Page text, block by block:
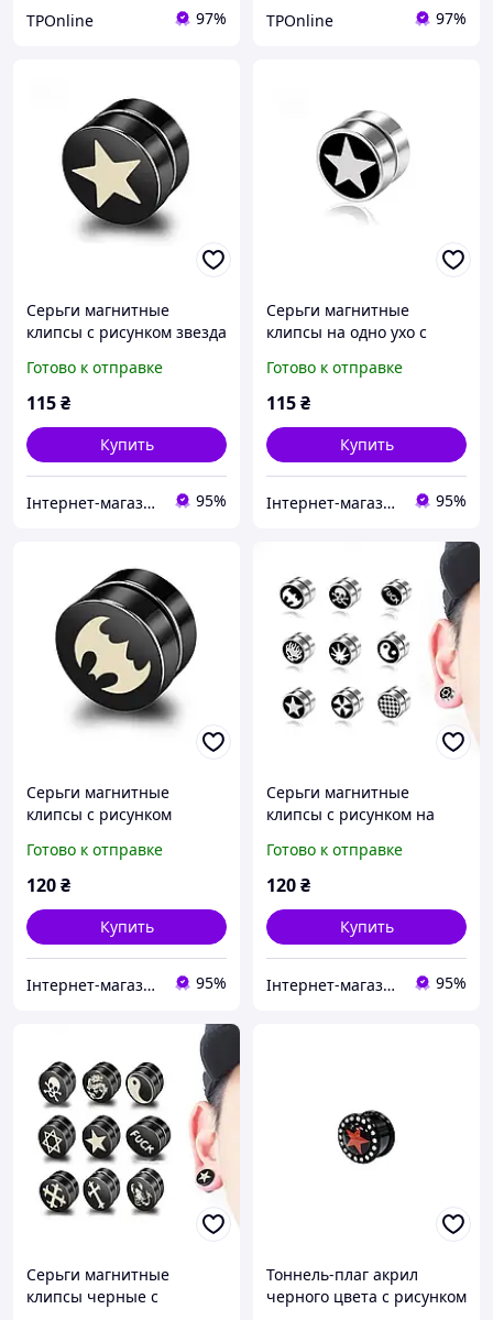
TPOnline 97% TPOnline 97%
Серьги магнитные
клипсы с рисунком звезда
на одно ухо
Готово к отправке
115₴
Купить
Інтернет-магазин "Vegvisir" 95%
Серьги магнитные
клипсы на одно ухо с
обманки мужские
Готово к отправке
115₴
Купить
Інтернет-магазин "Vegvisir" 95%
Серьги магнитные
клипсы с рисунком
обманки 1шт
Готово к отправке
120₴
Купить
Інтернет-магазин "Vegvisir" 95%
Серьги магнитные
клипсы с рисунком на
обманки мужские
Готово к отправке
120₴
Купить
Інтернет-магазин "Vegvisir" 95%
Серьги магнитные
клипсы черные с
Тоннель-плаг акрил
черного цвета с рисунком